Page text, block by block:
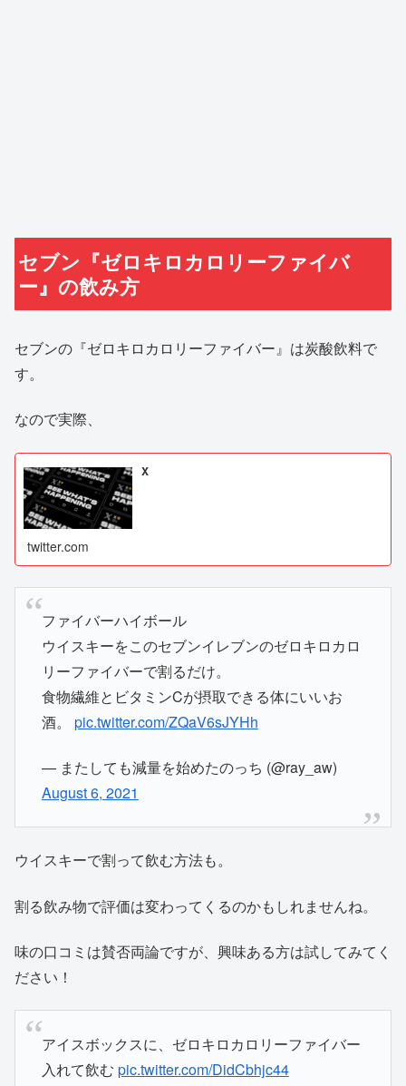
セブン『ゼロキロカロリーファイバ
ー』の飲み方
セブンの『ゼロキロカロリーファイバー』は炭酸飲料で
す。
なので実際、
X
twitter.com
ファイバーハイボール
ウイスキーをこのセブンイレブンのゼロキロカロ
リーファイバーで割るだけ。
食物繊維とビタミンCが摂取できる体にいいお
酒。 pic.twitter.com/ZQaV6sJYHh
— またしても減量を始めたのっち (@ray_aw)
August 6, 2021
ウイスキーで割って飲む方法も。
割る飲み物で評価は変わってくるのかもしれませんね。
味の口コミは賛否両論ですが、興味ある方は試してみてく
ださい！
アイスボックスに、ゼロキロカロリーファイバー
入れて飲む pic.twitter.com/DidCbhjc44